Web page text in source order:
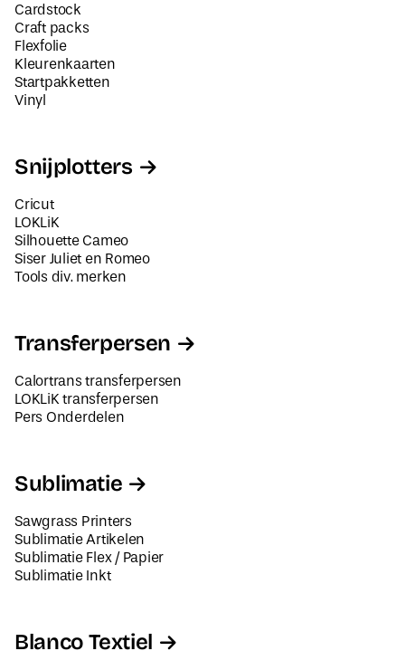
Cardstock
Craft packs
Flexfolie
Kleurenkaarten
Startpakketten
Vinyl
Snijplotters
Cricut
LOKLiK
Silhouette Cameo
Siser Juliet en Romeo
Tools div. merken
Transferpersen
Calortrans transferpersen
LOKLiK transferpersen
Pers Onderdelen
Sublimatie
Sawgrass Printers
Sublimatie Artikelen
Sublimatie Flex / Papier
Sublimatie Inkt
Blanco Textiel